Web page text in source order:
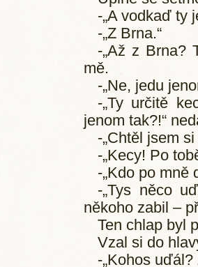
-„A vodkaď ty
-„Z Brna.“
-„Až z Brna?
mě.
-„Ne, jedu
-„Ty určitě
jenom tak?!“
-„Chtěl jsem
-„Kecy! Po
-„Kdo po mně
-„Tys něco
někoho zabil –
Ten chlap byl
Vzal si do
-„Kohos